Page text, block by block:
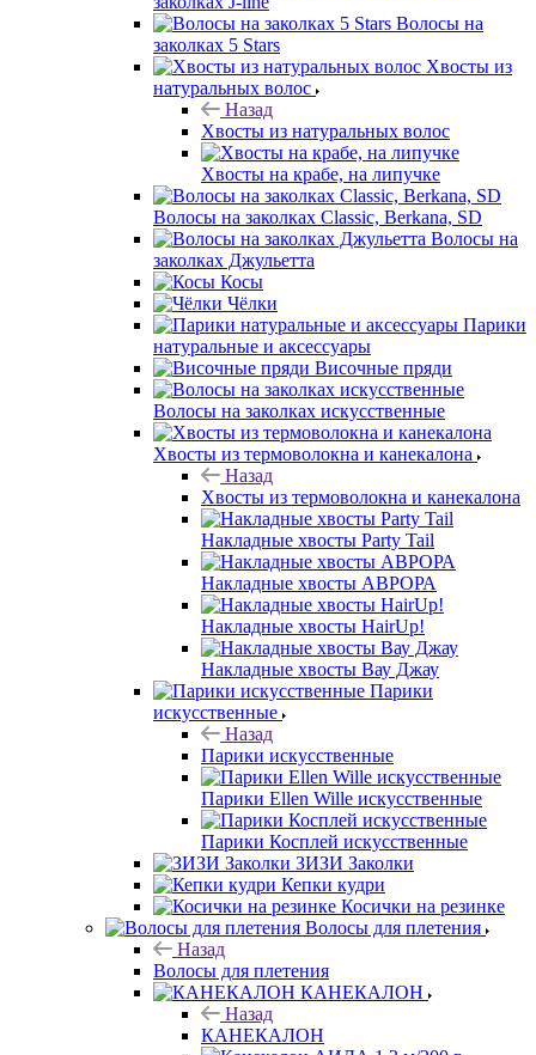
Волосы на
заколках 5 Stars
Хвосты из
натуральных волос
Назад
Хвосты из натуральных волос
Хвосты на крабе, на липучке
Волосы на заколках Classic, Berkana, SD
Волосы на
заколках Джульетта
Косы
Чёлки
Парики
натуральные и аксессуары
Височные пряди
Волосы на заколках искусственные
Хвосты из термоволокна и канекалона
Назад
Хвосты из термоволокна и канекалона
Накладные хвосты Party Tail
Накладные хвосты АВРОРА
Накладные хвосты HairUp!
Накладные хвосты Вау Джау
Парики
искусственные
Назад
Парики искусственные
Парики Ellen Wille искусственные
Парики Косплей искусственные
ЗИЗИ Заколки
Кепки кудри
Косички на резинке
Волосы для плетения
Назад
Волосы для плетения
КАНЕКАЛОН
Назад
КАНЕКАЛОН